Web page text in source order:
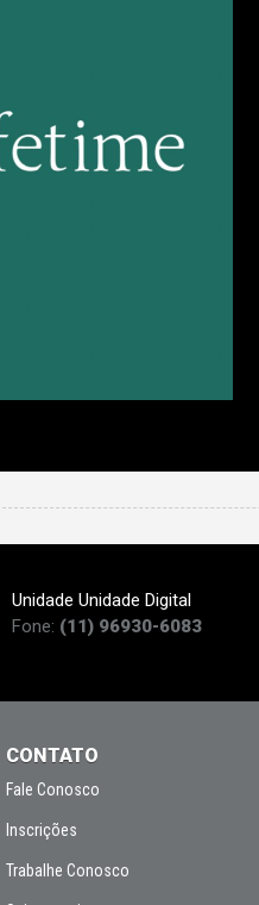
Unidade Unidade Digital
Fone: (11) 96930-6083
CONTATO
Fale Conosco
Inscrições
Trabalhe Conosco